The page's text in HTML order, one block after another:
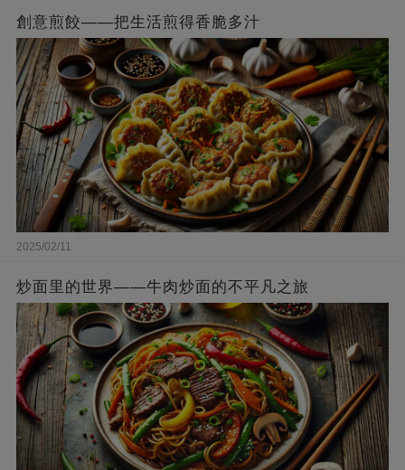
創意煎餃——把生活煎得香脆多汁
2025/02/11
炒面里的世界——牛肉炒面的不平凡之旅